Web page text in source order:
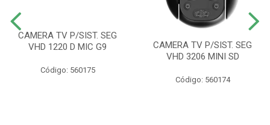
CAMERA TV P/SIST. SEG
VHD 1220 D MIC G9
Código: 560175
CAMERA TV P/SIST. SEG
VHD 3206 MINI SD
Código: 560174